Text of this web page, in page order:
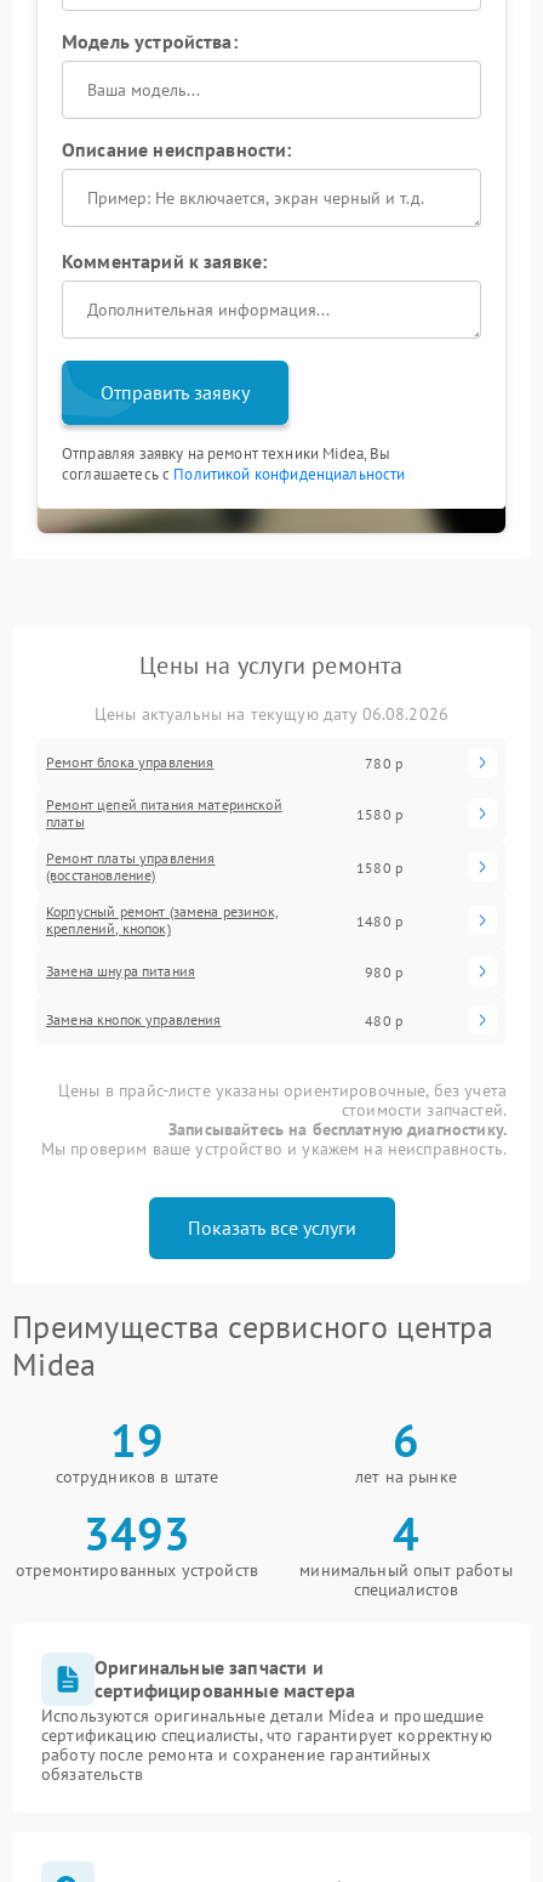
Модель устройства:
Описание неисправности:
Комментарий к заявке:
Отправить заявку
Отправляя заявку на ремонт техники Midea, Вы
соглашаетесь с Политикой конфиденциальности
Цены на услуги ремонта
Цены актуальны на текущую дату 06.08.2026
Ремонт блока управления 780 р
Ремонт цепей питания материнской
платы
1580 р
Ремонт платы управления
(восстановление)
1580 р
Корпусный ремонт (замена резинок,
креплений, кнопок)
1480 р
Замена шнура питания 980 р
Замена кнопок управления 480 р
Цены в прайс-листе указаны ориентировочные, без учета
стоимости запчастей.
Записывайтесь на бесплатную диагностику.
Мы проверим ваше устройство и укажем на неисправность.
Показать все услуги
Преимущества сервисного центра
Midea
19
сотрудников в штате
6
лет на рынке
3493
отремонтированных устройств
4
минимальный опыт работы
специалистов
Оригинальные запчасти и
сертифицированные мастера
Используются оригинальные детали Midea и прошедшие
сертификацию специалисты, что гарантирует корректную
работу после ремонта и сохранение гарантийных
обязательств